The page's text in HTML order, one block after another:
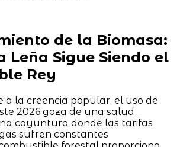
de la Biomasa:
Leña Sigue Siendo el
Rey
a la creencia popular, el uso de
2026 goza de una salud
coyuntura donde las tarifas
sufren constantes